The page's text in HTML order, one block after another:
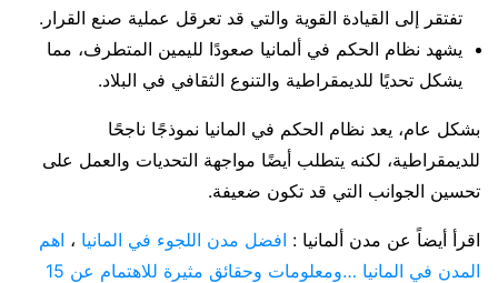
تفتقر إلى القيادة القوية والتي قد تعرقل عملية صنع القرار.
يشهد نظام الحكم في ألمانيا صعودًا لليمين المتطرف، مما
يشكل تحديًا للديمقراطية والتنوع الثقافي في البلاد.
بشكل عام، يعد نظام الحكم في المانيا نموذجًا ناجحًا
للديمقراطية، لكنه يتطلب أيضًا مواجهة التحديات والعمل على
تحسين الجوانب التي قد تكون ضعيفة.
اقرأ أيضاً عن مدن ألمانيا : افضل مدن اللجوء في المانيا ، اهم
المدن في المانيا …ومعلومات وحقائق مثيرة للاهتمام عن 15